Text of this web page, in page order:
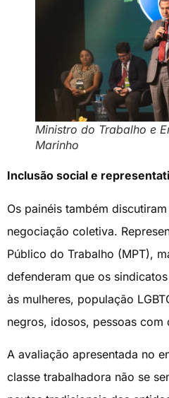
Ministro do Trabalho e
Marinho
Inclusão social e
Os painéis também
negociação coletiva.
Público do Trabalho (MPT),
defenderam que os
às mulheres, população
negros, idosos, pessoas com
A avaliação apresentada no
classe trabalhadora não se